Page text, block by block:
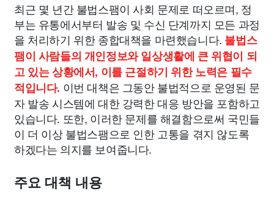
최근 몇 년간 불법스팸이 사회 문제로 떠오르며, 정
부는 유통에서부터 발송 및 수신 단계까지 모든 과정
을 처리하기 위한 종합대책을 마련했습니다. 불법스
팸이 사람들의 개인정보와 일상생활에 큰 위협이 되
고 있는 상황에서, 이를 근절하기 위한 노력은 필수
적입니다. 이번 대책은 그동안 불법적으로 운영된 문
자 발송 시스템에 대한 강력한 대응 방안을 포함하고
있습니다. 또한, 이러한 문제를 해결함으로써 국민들
이 더 이상 불법스팸으로 인한 고통을 겪지 않도록
하겠다는 의지를 보여줍니다.
주요 대책 내용